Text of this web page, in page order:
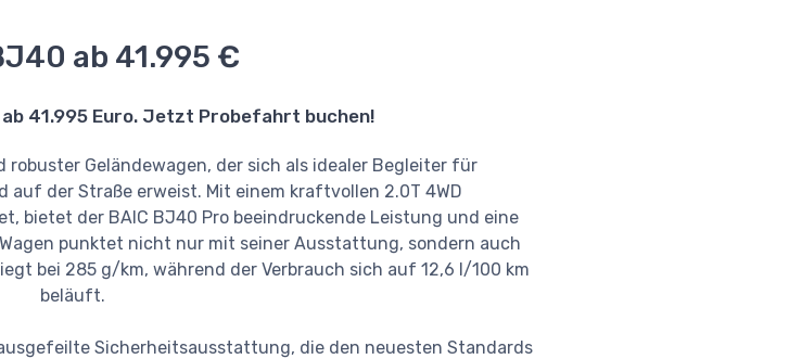
ab 41.995 €
41.995 Euro. Jetzt Probefahrt buchen!
robuster Geländewagen, der sich als idealer Begleiter für
auf der Straße erweist. Mit einem kraftvollen 2.0T 4WD
bietet der BAIC BJ40 Pro beeindruckende Leistung und eine
punktet nicht nur mit seiner Ausstattung, sondern auch
bei 285 g/km, während der Verbrauch sich auf 12,6 l/100 km
beläuft.
Sicherheitsausstattung, die den neuesten Standards